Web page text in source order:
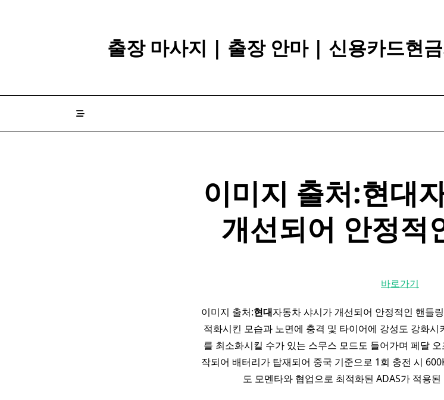
출장 마사지 | 출장 안마 | 신용카드현
이미지 출처:현대
개선되어 안정적
바로가기
이미지 출처:현대자동차 샤시가 개선되어 안정적인 핸들
적화시킨 모습과 노면에 충격 및 타이어에 강성도 강화
를 최소화시킬 수가 있는 스무스 모드도 들어가며 페달
작되어 배터리가 탑재되어 중국 기준으로 1회 충전 시
도 모멘타와 협업으로 최적화된 ADAS가 적용